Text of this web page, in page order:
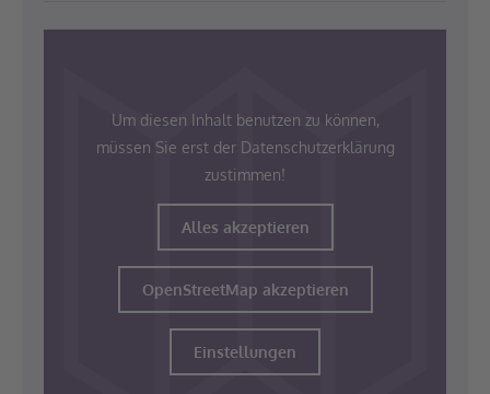
Um diesen Inhalt benutzen zu können,
müssen Sie erst der Datenschutzerklärung
zustimmen!
Alles akzeptieren
OpenStreetMap akzeptieren
Einstellungen